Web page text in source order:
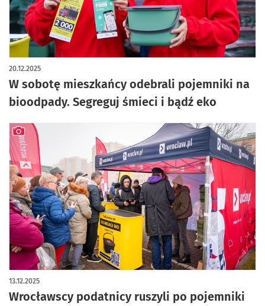
W sobotę mieszkańcy odebrali pojemniki na
bioodpady. Segreguj śmieci i bądź eko
20.12.2025
Wrocławscy podatnicy ruszyli po pojemniki
13.12.2025
artykuł z galerią zdjęć